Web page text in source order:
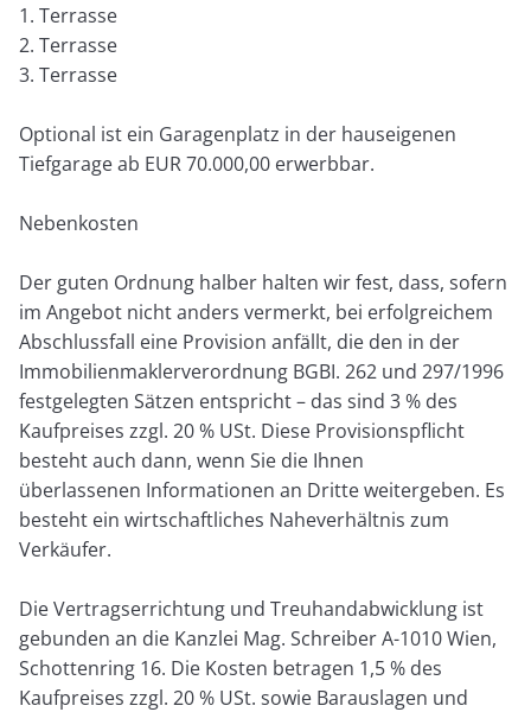
1. Terrasse
2. Terrasse
3. Terrasse
Optional ist ein Garagenplatz in der hauseigenen
Tiefgarage ab EUR 70.000,00 erwerbbar.
Nebenkosten
Der guten Ordnung halber halten wir fest, dass, sofern
im Angebot nicht anders vermerkt, bei erfolgreichem
Abschlussfall eine Provision anfällt, die den in der
Immobilienmaklerverordnung BGBI. 262 und 297/1996
festgelegten Sätzen entspricht – das sind 3 % des
Kaufpreises zzgl. 20 % USt. Diese Provisionspflicht
besteht auch dann, wenn Sie die Ihnen
überlassenen Informationen an Dritte weitergeben. Es
besteht ein wirtschaftliches Naheverhältnis zum
Verkäufer.
Die Vertragserrichtung und Treuhandabwicklung ist
gebunden an die Kanzlei Mag. Schreiber A-1010 Wien,
Schottenring 16. Die Kosten betragen 1,5 % des
Kaufpreises zzgl. 20 % USt. sowie Barauslagen und